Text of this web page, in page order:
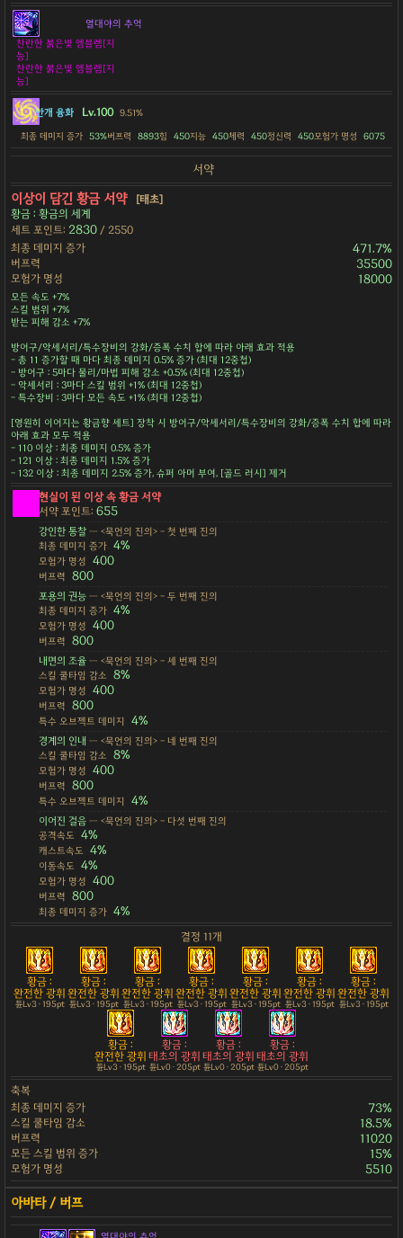
열대야의 추억
찬란한 붉은빛 엠블렘[지
능]
찬란한 붉은빛 엠블렘[지
능]
안개 융화 Lv.100 9.51%
최종 데미지 증가 53%버프력 8893힘 450지능 450체력 450정신력 450모험가 명성 6075
서약
이상이 담긴 황금 서약
[태초]
황금 : 황금의 세계
세트 포인트: 2830 / 2550
최종 데미지 증가
471.7%
버프력 35500
모험가 명성 18000
모든 속도 +7%
스킬 범위 +7%
받는 피해 감소 +7%
방어구/악세서리/특수장비의 강화/증폭 수치 합에 따라 아래 효과 적용
- 총 11 증가할 때 마다 최종 데미지 0.5% 증가 (최대 12중첩)
- 방어구 : 5마다 물리/마법 피해 감소 +0.5% (최대 12중첩)
- 악세서리 : 3마다 스킬 범위 +1% (최대 12중첩)
- 특수장비 : 3마다 모든 속도 +1% (최대 12중첩)
[영원히 이어지는 황금향 세트] 장착 시 방어구/악세서리/특수장비의 강화/증폭 수치 합에 따라
아래 효과 모두 적용
- 110 이상 : 최종 데미지 0.5% 증가
- 121 이상 : 최종 데미지 1.5% 증가
- 132 이상 : 최종 데미지 2.5% 증가, 슈퍼 아머 부여, [골드 러시] 제거
현실이 된 이상 속 황금 서약
서약 포인트:655
강인한 통찰— <묵언의 진의> - 첫 번째 진의
최종 데미지 증가 4%
모험가 명성 400
버프력 800
포용의 권능— <묵언의 진의> - 두 번째 진의
최종 데미지 증가 4%
모험가 명성 400
버프력 800
내면의 조율— <묵언의 진의> - 세 번째 진의
스킬 쿨타임 감소
8%
모험가 명성 400
버프력 800
특수 오브젝트 데미지 4%
경계의 인내— <묵언의 진의> - 네 번째 진의
스킬 쿨타임 감소
8%
모험가 명성 400
버프력 800
특수 오브젝트 데미지 4%
이어진 걸음— <묵언의 진의> - 다섯 번째 진의
공격속도
4%
캐스트속도 4%
이동속도 4%
모험가 명성 400
버프력 800
최종 데미지 증가 4%
결정 11개
황금 :
완전한 광휘
튠Lv3 · 195pt
황금 :
완전한 광휘
튠Lv3 · 195pt
황금 :
완전한 광휘
튠Lv3 · 195pt
황금 :
완전한 광휘
튠Lv3 · 195pt
황금 :
완전한 광휘
튠Lv3 · 195pt
황금 :
완전한 광휘
튠Lv3 · 195pt
황금 :
완전한 광휘
튠Lv3 · 195pt
황금 :
완전한 광휘
튠Lv3 · 195pt
황금 :
태초의 광휘
튠Lv0 · 205pt
황금 :
태초의 광휘
튠Lv0 · 205pt
황금 :
태초의 광휘
튠Lv0 · 205pt
축복
최종 데미지 증가
73%
스킬 쿨타임 감소 18.5%
버프력 11020
모든 스킬 범위 증가 15%
모험가 명성 5510